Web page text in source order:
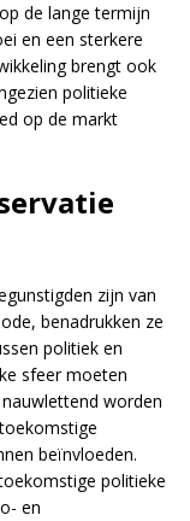
de lange termijn
en een sterkere
brengt ook
politieke
op de markt
zijn van
benadrukken ze
politiek en
sfeer moeten
worden
beïnvloeden.
politieke
en